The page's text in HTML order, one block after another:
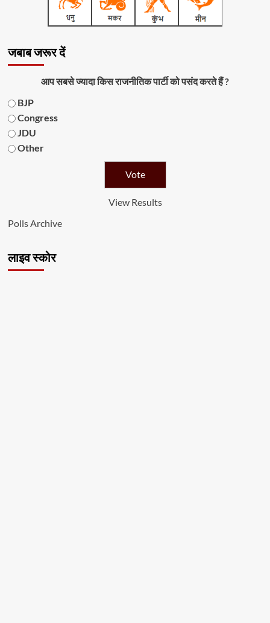
जबाब जरूर दें
आप सबसे ज्यादा किस राजनीतिक पार्टी को पसंद करते हैं ?
BJP
Congress
JDU
Other
View Results
Polls Archive
लाइव स्कोर